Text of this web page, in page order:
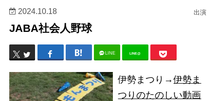
出演
2024.10.18
JABA社会人野球
LINE LINE@
伊勢まつり→伊勢ま
つりのたのしい動画